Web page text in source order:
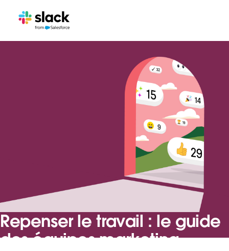
Repenser le travail : le guide
des équipes marketing